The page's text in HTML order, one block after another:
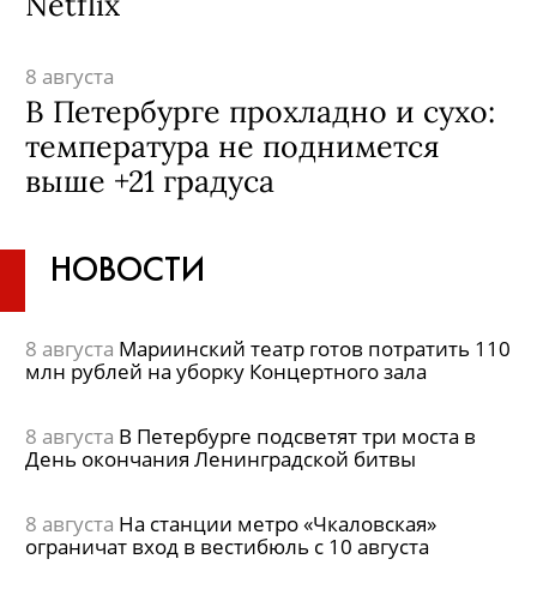
8 августа
В Петербурге прохладно и сухо:
температура не поднимется
выше +21 градуса
НОВОСТИ
8 августа Мариинский театр готов потратить 110
млн рублей на уборку Концертного зала
8 августа В Петербурге подсветят три моста в
День окончания Ленинградской битвы
8 августа На станции метро «Чкаловская»
ограничат вход в вестибюль с 10 августа